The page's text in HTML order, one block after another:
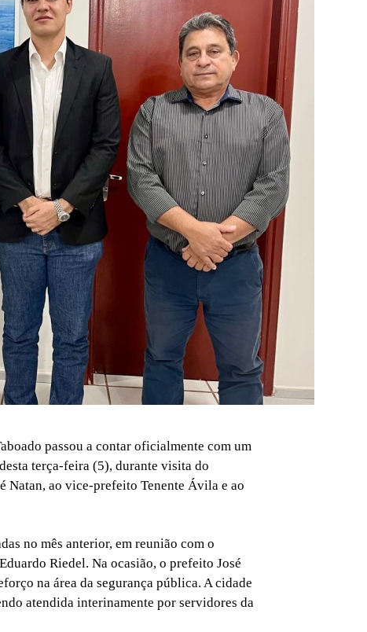
passou a contar oficialmente com um
terça-feira (5), durante visita do
Natan, ao vice-prefeito Tenente Ávila e ao
no mês anterior, em reunião com o
Riedel. Na ocasião, o prefeito José
na área da segurança pública. A cidade
atendida interinamente por servidores da